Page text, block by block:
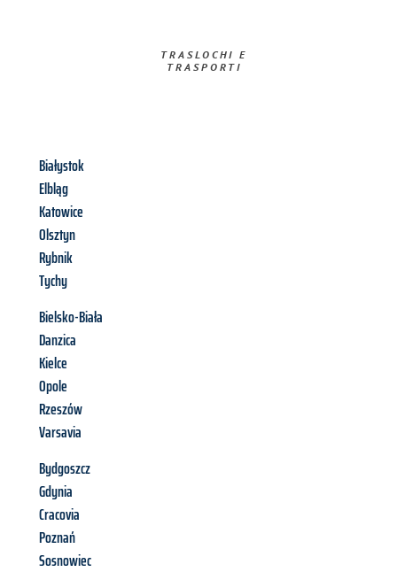
TRASLOCHI E
TRASPORTI​
Białystok
Elbląg
Katowice
Olsztyn
Rybnik
Tychy
Bielsko-Biała
Danzica
Kielce
Opole
Rzeszów
Varsavia
Bydgoszcz
Gdynia
Cracovia
Poznań
Sosnowiec